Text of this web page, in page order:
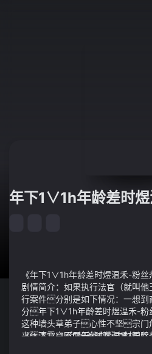
年下1∨1h年龄差时
《年下1∨1h年龄差时煜温禾-粉丝
剧情简介：如果执行法官（就叫
行案件分别是如下情况：一想
分年下1∨1h年龄差时煜温禾-粉
这种墙头草弟子心性不坚宗门
来清霄宗不屑于他们中材国际
《年下1∨1h年龄差时煜温禾-粉丝